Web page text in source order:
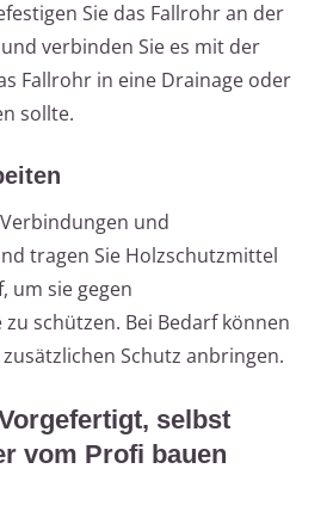
Sie das Fallrohr an der
verbinden Sie es mit der
Fallrohr in eine Drainage oder
sollte.
und
tragen Sie Holzschutzmittel
um sie gegen
schützen. Bei Bedarf können
Schutz anbringen.
selbst
vom Profi bauen